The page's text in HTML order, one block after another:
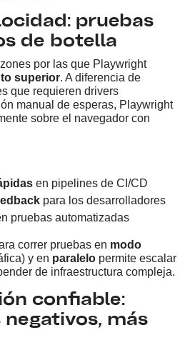
pruebas
de botella
por las que Playwright
superior. A diferencia de
que requieren drivers
manual de esperas, Playwright
sobre el navegador con
en pipelines de CI/CD
para los desarrolladores
pruebas automatizadas
correr pruebas en modo
y en paralelo permite escalar
de infraestructura compleja.
confiable:
más